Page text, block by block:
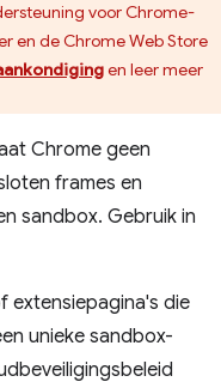
voor Chrome-
en de Chrome Web Store
en leer meer
Chrome geen
frames en
sandbox. Gebruik in
extensiepagina's die
unieke sandbox-